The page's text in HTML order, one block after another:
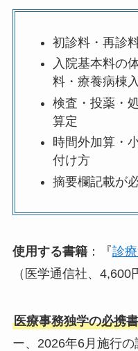
初診料・再診
入院基本料の
料・療養病棟
検査・投薬・
算定
時間外加算・
付け方
摘要欄記載が
使用する書籍：『診
（医学通信社、4,600
医療事務独学の必携書
ー、2026年6月施行の